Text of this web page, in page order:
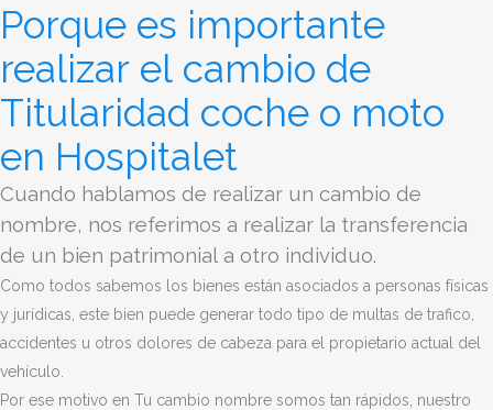
Porque es importante
realizar el cambio de
Titularidad coche o moto
en Hospitalet
Cuando hablamos de realizar un cambio de
nombre, nos referimos a realizar la transferencia
de un bien patrimonial a otro individuo.
Como todos sabemos los bienes están asociados a personas físicas
y jurídicas, este bien puede generar todo tipo de multas de trafico,
accidentes u otros dolores de cabeza para el propietario actual del
vehículo.
Por ese motivo en Tu cambio nombre somos tan rápidos, nuestro